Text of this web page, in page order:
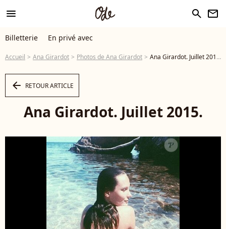
menu search newsletter
Billetterie En privé avec
Accueil Ana Girardot Photos de Ana Girardot Ana Girardot. Juillet 2015. - Photo
arrow_left RETOUR ARTICLE
Ana Girardot. Juillet 2015.